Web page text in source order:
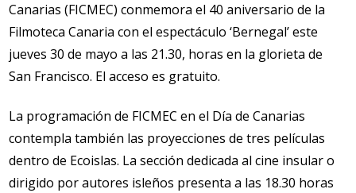
Canarias (FICMEC) conmemora el 40 aniversario de la
Filmoteca Canaria con el espectáculo ‘Bernegal’ este
jueves 30 de mayo a las 21.30, horas en la glorieta de
San Francisco. El acceso es gratuito.
La programación de FICMEC en el Día de Canarias
contempla también las proyecciones de tres películas
dentro de Ecoislas. La sección dedicada al cine insular o
dirigido por autores isleños presenta a las 18.30 horas